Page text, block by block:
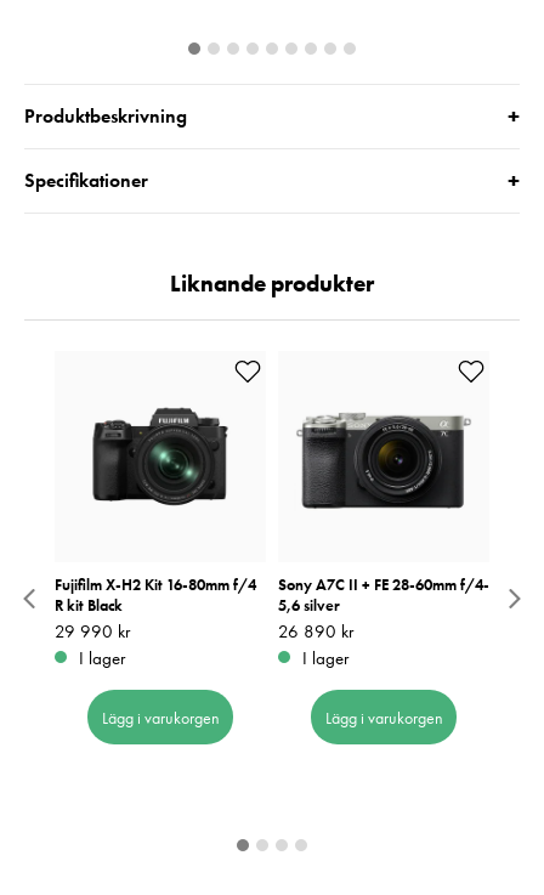
Produktbeskrivning +
Specifikationer +
Liknande produkter
Fujifilm X-H2 Kit 16-80mm f/4
R kit Black
Pris :29 990 kr
29 990 kr
I lager
Lägg i varukorgen
Sony A7C II + FE 28-60mm f/4-
5,6 silver
Pris :26 890 kr
26 890 kr
I lager
Lägg i varukorgen
105